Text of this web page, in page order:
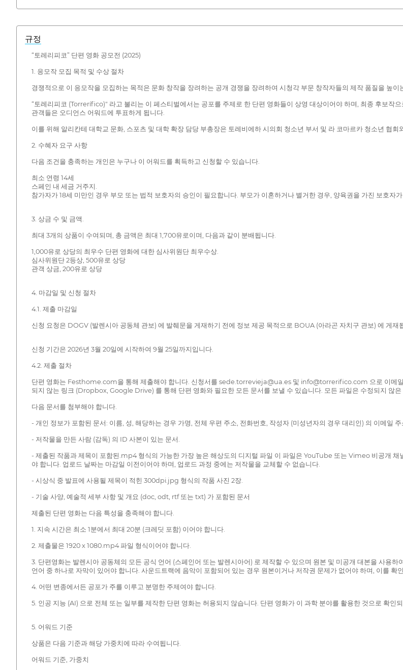
규정
“토레리피코” 단편 영화 공모전 (2025)
1. 응모작 모집 목적 및 수상 절차
경쟁적으로 이 응모작을 모집하는 목적은 문화 창작을 장려하는 공개 경쟁을 장려하여 시청각 부문 창작자들의 제작 품질을 높이
“토레리피코 (Torrerífico)" 라고 불리는 이 페스티벌에서는 공포를 주제로 한 단편 영화들이 상영 대상이어야 하며, 최종 후보작
관객들은 오디언스 어워드에 투표하게 됩니다.
이를 위해 알리칸테 대학교 문화, 스포츠 및 대학 확장 담당 부총장은 토레비에하 시의회 청소년 부서 및 라 코마르카 청소년 협
2. 수혜자 요구 사항
다음 조건을 충족하는 개인은 누구나 이 어워드를 획득하고 신청할 수 있습니다.
최소 연령 14세
스페인 내 세금 거주지.
참가자가 18세 미만인 경우 부모 또는 법적 보호자의 승인이 필요합니다. 부모가 이혼하거나 별거한 경우, 양육권을 가진 보호자
3. 상금 수 및 금액.
최대 3개의 상품이 수여되며, 총 금액은 최대 1,700유로이며, 다음과 같이 분배됩니다.
1,000유로 상당의 최우수 단편 영화에 대한 심사위원단 최우수상.
심사위원단 2등상, 500유로 상당
관객 상금, 200유로 상당
4. 마감일 및 신청 절차
4.1. 제출 마감일
신청 요청은 DOGV (발렌시아 공동체 관보) 에 발췌문을 게재하기 전에 정보 제공 목적으로 BOUA (아라곤 자치구 관보) 에 게재
신청 기간은 2026년 3월 20일에 시작하여 9월 25일까지입니다.
4.2. 제출 절차
단편 영화는 Festhome.com을 통해 제출해야 합니다. 신청서를 sede.torrevieja@ua.es 및 info@torrerifico.com 으로 이메일
되지 않는 링크 (Dropbox, Google Drive) 를 통해 단편 영화와 필요한 모든 문서를 보낼 수 있습니다. 모든 파일은 수정되지 않
다음 문서를 첨부해야 합니다.
- 개인 정보가 포함된 문서: 이름, 성, 해당하는 경우 가명, 전체 우편 주소, 전화번호, 작성자 (미성년자의 경우 대리인) 의 이메일
- 저작물을 만든 사람 (감독) 의 ID 사본이 있는 문서.
- 제출된 작품과 제목이 포함된.mp4 형식의 가능한 가장 높은 해상도의 디지털 파일 이 파일은 YouTube 또는 Vimeo 비공개
야 합니다. 업로드 날짜는 마감일 이전이어야 하며, 업로드 과정 중에는 저작물을 교체할 수 없습니다.
- 시상식 중 발표에 사용될 제목이 적힌 300dpi.jpg 형식의 작품 사진 2장.
- 기술 사양, 예술적 세부 사항 및 개요 (doc, odt, rtf 또는 txt) 가 포함된 문서
제출된 단편 영화는 다음 특성을 충족해야 합니다.
1. 지속 시간은 최소 1분에서 최대 20분 (크레딧 포함) 이어야 합니다.
2. 제출물은 1920 x 1080.mp4 파일 형식이어야 합니다.
3. 단편영화는 발렌시아 공동체의 모든 공식 언어 (스페인어 또는 발렌시아어) 로 제작할 수 있으며 원본 및 미공개 대본을 사용
언어 중 하나로 자막이 있어야 합니다. 사운드트랙에 음악이 포함되어 있는 경우 원본이거나 저작권 문제가 없어야 하며, 이를 확
4. 어떤 변종에서든 공포가 주를 이루고 분명한 주제여야 합니다.
5. 인공 지능 (AI) 으로 전체 또는 일부를 제작한 단편 영화는 허용되지 않습니다. 단편 영화가 이 과학 분야를 활용한 것으로 확인
5. 어워드 기준
상품은 다음 기준과 해당 가중치에 따라 수여됩니다.
어워드 기준, 가중치